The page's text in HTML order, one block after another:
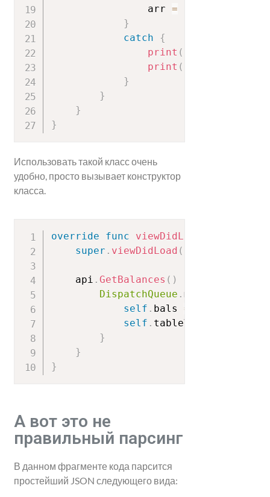
                arr
=
}
catch
{
print (
print (
}
}
}
}
Использовать такой класс очень
удобно, просто вызывает конструктор
класса.
override func viewDidLoad
super . viewDidLoad (
    api
.GetBalances ( )
DispatchQueue .main
self . bals =
self . tableView
}
}
}
А вот это не
правильный парсинг
В данном фрагменте кода парсится
простейший JSON следующего вида: